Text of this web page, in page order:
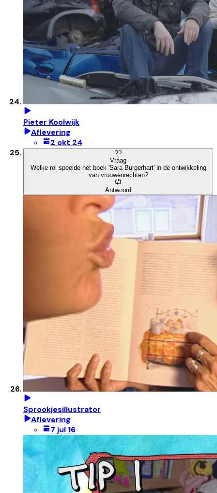
Pieter Koolwijk
Aflevering
2 okt 24
??
Vraag
Welke rol speelde het boek 'Sara Burgerhart' in de ontwikkeling
van vrouwenrechten?
Antwoord
Sprookjesillustrator
Aflevering
7 jul 16